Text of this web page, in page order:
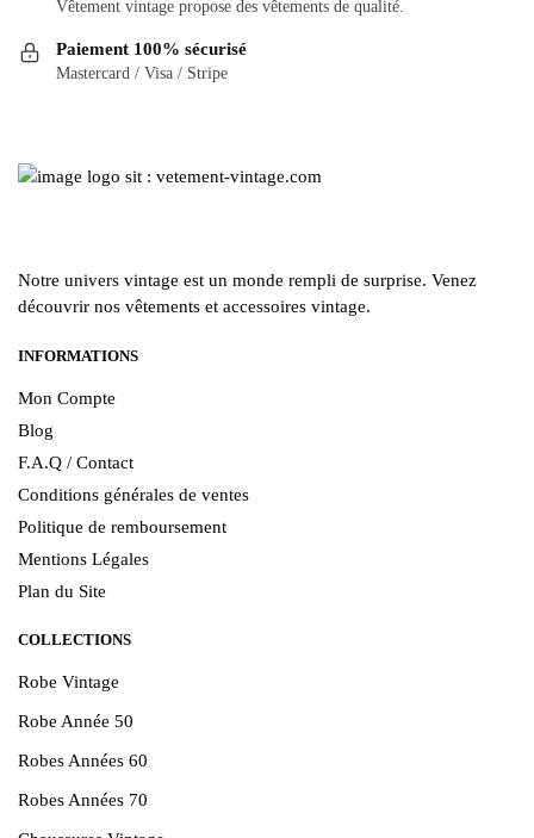
Vêtement vintage propose des vêtements de qualité.
Paiement 100% sécurisé
Mastercard / Visa / Stripe
Notre univers vintage est un monde rempli de surprise. Venez
découvrir nos vêtements et accessoires vintage.
INFORMATIONS
Mon Compte
Blog
F.A.Q / Contact
Conditions générales de ventes
Politique de remboursement
Mentions Légales
Plan du Site
COLLECTIONS
Robe Vintage
Robe Année 50
Robes Années 60
Robes Années 70